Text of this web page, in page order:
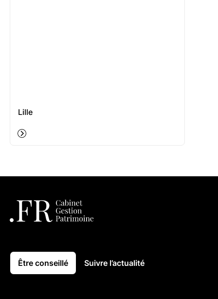
Lille
Être conseillé Suivre l’actualité